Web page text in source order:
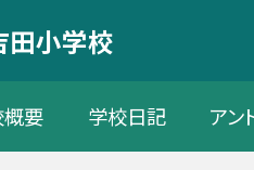
田小学校
要 学校日記 アン